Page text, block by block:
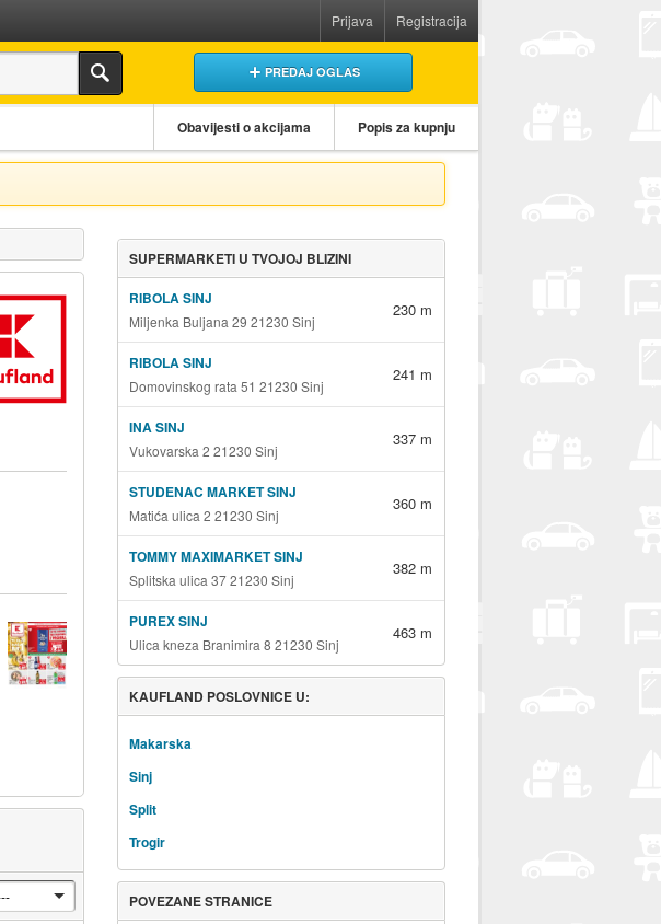
Prijava Registracija
PREDAJ OGLAS
Obavijesti o akcijama Popis za kupnju
SUPERMARKETI U TVOJOJ BLIZINI
RIBOLA SINJ
Miljenka Buljana 29 21230 Sinj
230 m
RIBOLA SINJ
Domovinskog rata 51 21230 Sinj
241 m
INA SINJ
Vukovarska 2 21230 Sinj
337 m
STUDENAC MARKET SINJ
Matića ulica 2 21230 Sinj
360 m
TOMMY MAXIMARKET SINJ
Splitska ulica 37 21230 Sinj
382 m
PUREX SINJ
Ulica kneza Branimira 8 21230 Sinj
463 m
KAUFLAND POSLOVNICE U:
Makarska
Sinj
Split
Trogir
POVEZANE STRANICE